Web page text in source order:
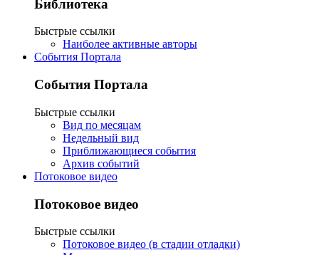
Библиотека
Быстрые ссылки
Наиболее активные авторы
События Портала
События Портала
Быстрые ссылки
Вид по месяцам
Недельный вид
Приближающиеся события
Архив событий
Потоковое видео
Потоковое видео
Быстрые ссылки
Потоковое видео (в стадии отладки)